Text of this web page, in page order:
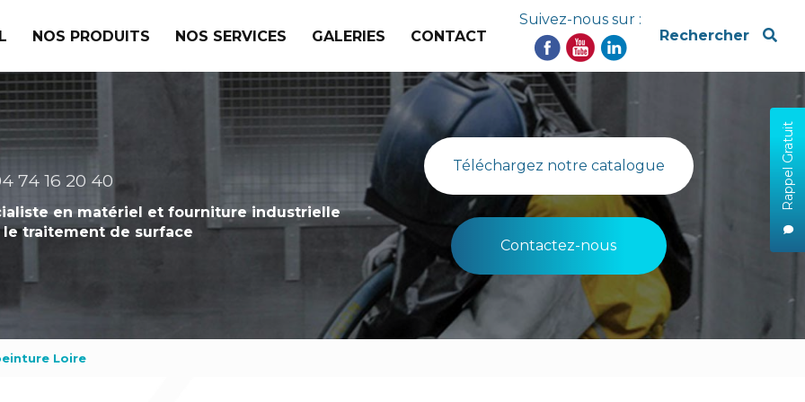
x
Rappel Gratuit
NOS PRODUITS NOS SERVICES GALERIES CONTACT
Suivez-nous sur :
Rechercher
74 16 20 40
en matériel et fourniture industrielle
le traitement de surface
Téléchargez notre catalogue
Contactez-nous
Loire